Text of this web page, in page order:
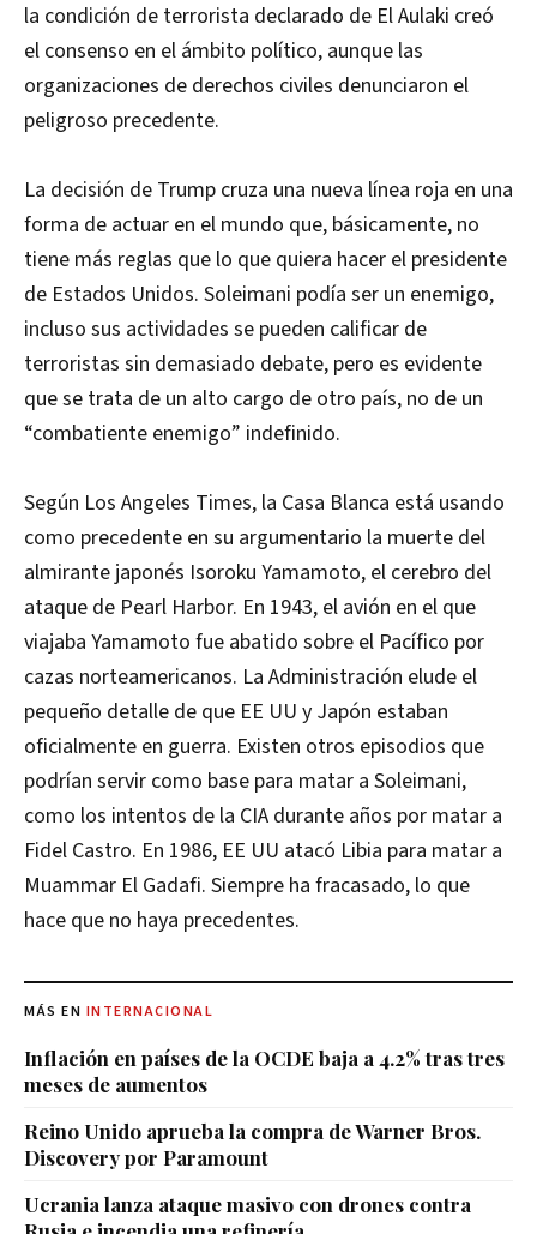
la condición de terrorista declarado de El Aulaki creó
el consenso en el ámbito político, aunque las
organizaciones de derechos civiles denunciaron el
peligroso precedente.
La decisión de Trump cruza una nueva línea roja en una
forma de actuar en el mundo que, básicamente, no
tiene más reglas que lo que quiera hacer el presidente
de Estados Unidos. Soleimani podía ser un enemigo,
incluso sus actividades se pueden calificar de
terroristas sin demasiado debate, pero es evidente
que se trata de un alto cargo de otro país, no de un
“combatiente enemigo” indefinido.
Según Los Angeles Times, la Casa Blanca está usando
como precedente en su argumentario la muerte del
almirante japonés Isoroku Yamamoto, el cerebro del
ataque de Pearl Harbor. En 1943, el avión en el que
viajaba Yamamoto fue abatido sobre el Pacífico por
cazas norteamericanos. La Administración elude el
pequeño detalle de que EE UU y Japón estaban
oficialmente en guerra. Existen otros episodios que
podrían servir como base para matar a Soleimani,
como los intentos de la CIA durante años por matar a
Fidel Castro. En 1986, EE UU atacó Libia para matar a
Muammar El Gadafi. Siempre ha fracasado, lo que
hace que no haya precedentes.
MÁS EN INTERNACIONAL
Inflación en países de la OCDE baja a 4.2% tras tres
meses de aumentos
Reino Unido aprueba la compra de Warner Bros.
Discovery por Paramount
Ucrania lanza ataque masivo con drones contra